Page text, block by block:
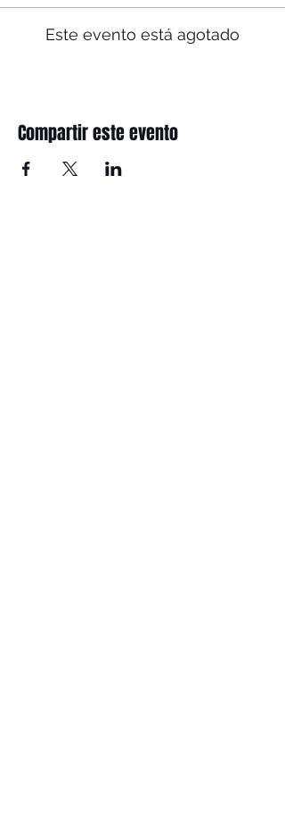
Este evento está agotado
Compartir este evento